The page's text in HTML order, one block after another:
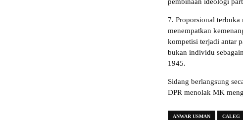
pembinaan ideologi
7. Proporsional
menempatkan
kompetisi terjadi antar
bukan individu
1945.
Sidang berlangsung
DPR menolak MK
ANWAR USMAN CALEG